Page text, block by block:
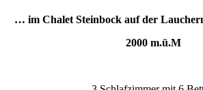
… im Chalet Steinbock auf der
2000 m.ü.M